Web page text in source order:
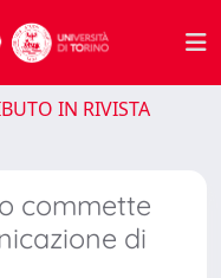
IN RIVISTA
commette
di